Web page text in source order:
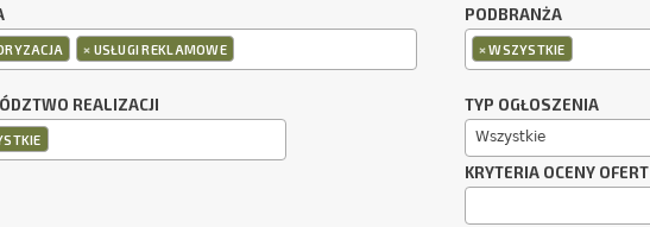
× USŁUGI REKLAMOWE
PODBRANŻA
×WSZYSTKIE
REALIZACJI TYP OGŁOSZENIA
Wszystkie
KRYTERIA OCENY OFERT